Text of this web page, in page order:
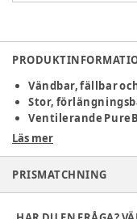
Vändbar, fällbar
Stor,
Ventilerande
komfort året runt
Thule Maple
och komfort
Läs mer
PRISMATCHNING